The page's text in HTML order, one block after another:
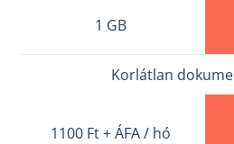
1 GB
Korlátlan
1100 Ft + ÁFA / hó